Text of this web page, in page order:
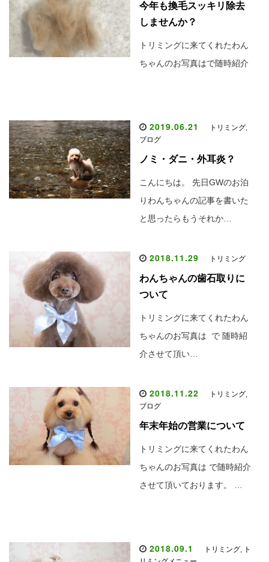
今年も換毛スッキリ除去
しませんか？
トリミングに来てくれたわん
ちゃんのお写真はで随時紹介
2019.06.21 トリミング,
ブログ
ノミ・ダニ・外耳炎？
こんにちは。 先日GWのお泊
りわんちゃんの記事を書いた
と思ったらもうそれか…
2018.11.29 トリミング
わんちゃんの歯石取りに
ついて
トリミングに来てくれたわん
ちゃんのお写真は で 随時紹
介させて頂い…
2018.11.22 トリミング,
ブログ
年末年始の営業について
トリミングに来てくれたわん
ちゃんのお写真は で随時紹介
させて頂いております。 …
2018.09.1 トリミング, ト